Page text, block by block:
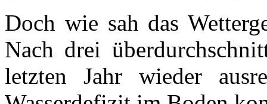
Doch wie sah das
Nach drei
letzten Jahr wieder